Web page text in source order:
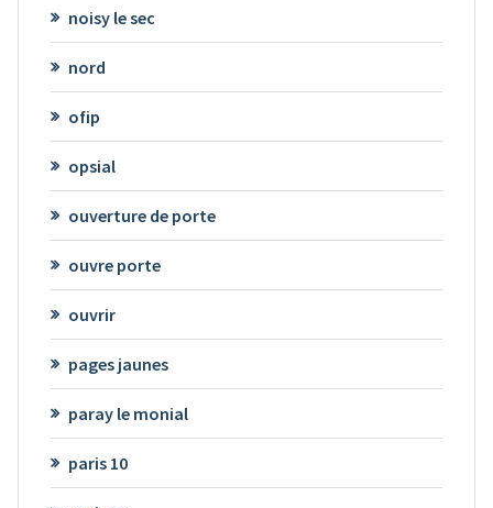
noisy le sec
nord
ofip
opsial
ouverture de porte
ouvre porte
ouvrir
pages jaunes
paray le monial
paris 10